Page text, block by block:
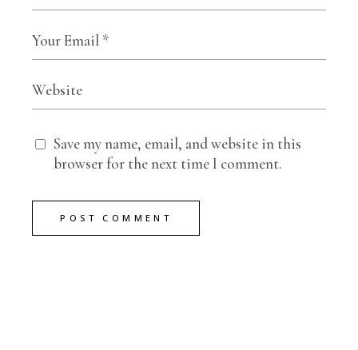
Save my name, email, and website in this
browser for the next time I comment.
POST COMMENT